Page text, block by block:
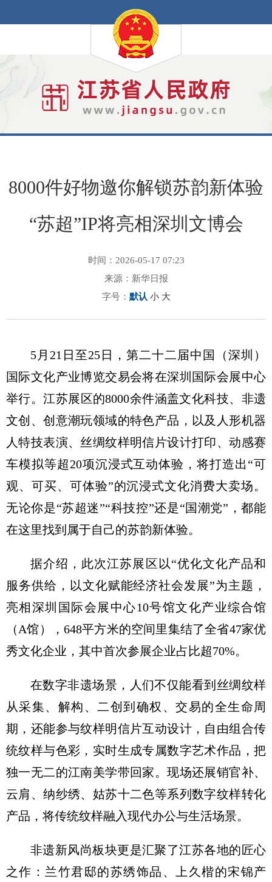
8000件好物邀你解锁苏韵新体验
“苏超”IP将亮相深圳文博会
时间：2026-05-17 07:23
来源：新华日报
字号： 默认 小 大
5月21日至25日，第二十二届中国（深圳）
国际文化产业博览交易会将在深圳国际会展中心
举行。江苏展区的8000余件涵盖文化科技、非遗
文创、创意潮玩领域的特色产品，以及人形机器
人特技表演、丝绸纹样明信片设计打印、动感赛
车模拟等超20项沉浸式互动体验，将打造出“可
观、可买、可体验”的沉浸式文化消费大卖场。
无论你是“苏超迷”“科技控”还是“国潮党”，都能
在这里找到属于自己的苏韵新体验。
据介绍，此次江苏展区以“优化文化产品和
服务供给，以文化赋能经济社会发展”为主题，
亮相深圳国际会展中心10号馆文化产业综合馆
（A馆），648平方米的空间里集结了全省47家优
秀文化企业，其中首次参展企业占比超70%。
在数字非遗场景，人们不仅能看到丝绸纹样
从采集、解构、二创到确权、交易的全生命周
期，还能参与纹样明信片互动设计，自由组合传
统纹样与色彩，实时生成专属数字艺术作品，把
独一无二的江南美学带回家。现场还展销官补、
云肩、纳纱绣、姑苏十二色等系列数字纹样转化
产品，将传统纹样融入现代办公与生活场景。
非遗新风尚板块更是汇聚了江苏各地的匠心
之作：兰竹君邸的苏绣饰品、上久楷的宋锦产